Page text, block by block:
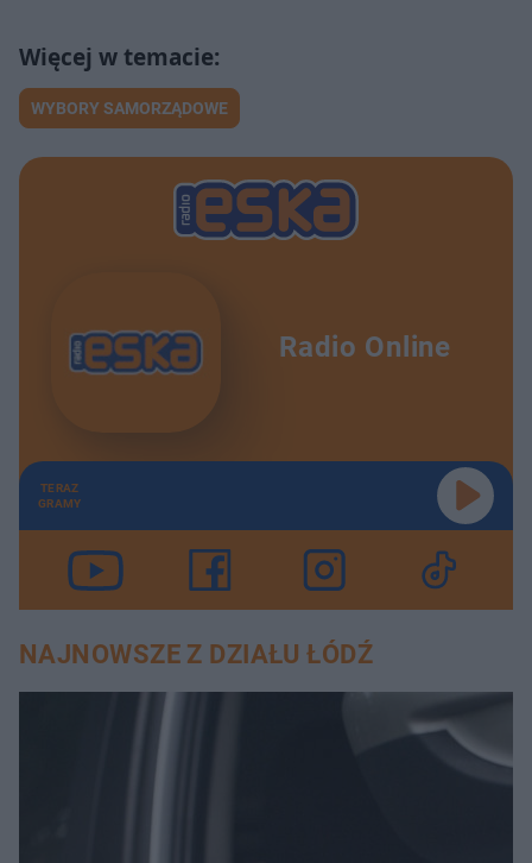
WYBORY SAMORZĄDOWE
Radio Online
TERAZ
GRAMY
NAJNOWSZE Z DZIAŁU ŁÓDŹ